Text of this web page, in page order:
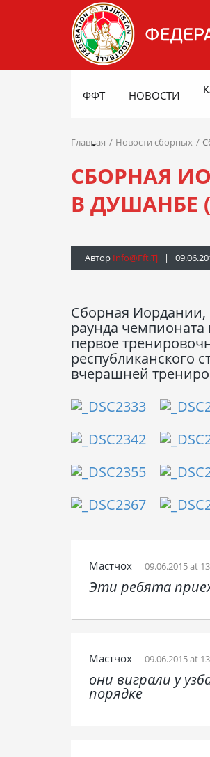
ФФТ НОВОСТИ
Главная Новости сборных
СБОРНАЯ
В ДУШАНБЕ
Автор Info@fft.tj |
Сборная Иордании,
раунда
первое
республиканского
вчерашней
Мастчох 09.06.2015 at
Эти ребята
Мастчох 09.06.2015 at
они виграли у
порядке